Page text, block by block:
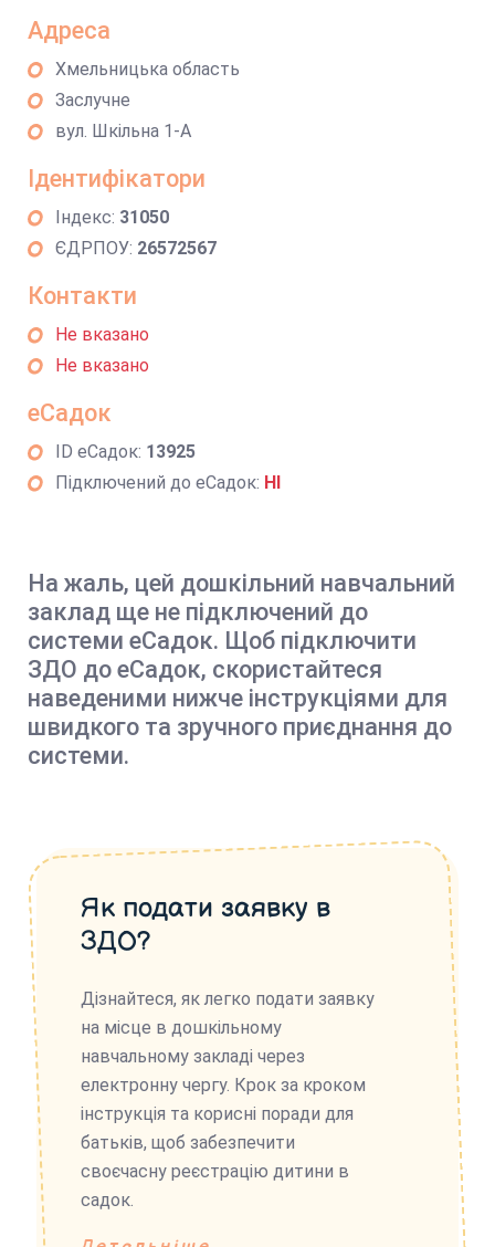
Адреса
Хмельницька область
Заслучне
вул. Шкільна 1-А
Ідентифікатори
Індекс: 31050
ЄДРПОУ: 26572567
Контакти
Не вказано
Не вказано
еСадок
ID еСадок: 13925
Підключений до еСадок: НІ
На жаль, цей дошкільний навчальний
заклад ще не підключений до
системи еСадок. Щоб підключити
ЗДО до еСадок, скористайтеся
наведеними нижче інструкціями для
швидкого та зручного приєднання до
системи.
Як подати заявку в
ЗДО?
Дізнайтеся, як легко подати заявку
на місце в дошкільному
навчальному закладі через
електронну чергу. Крок за кроком
інструкція та корисні поради для
батьків, щоб забезпечити
своєчасну реєстрацію дитини в
садок.